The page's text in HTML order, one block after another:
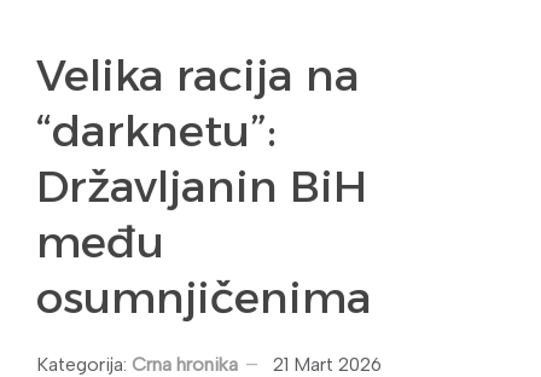
Velika racija na
“darknetu”:
Državljanin BiH
među
osumnjičenima
Kategorija: Crna hronika 21 Mart 2026